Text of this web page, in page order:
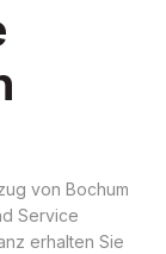
von Bochum
Service
erhalten Sie